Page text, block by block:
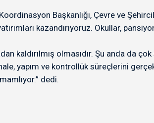
Başkanlığı, Çevre ve
kazandırıyoruz. Okullar,
kaldırılmış olmasıdır. Şu anda da çok
yapım ve kontrollük süreçlerini
dedi.